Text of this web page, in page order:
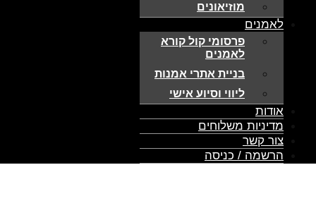
מוזיאונים
לאמנים
פרסומי קול קורא
לאמנים
בניית אתרי אמנות
ליווי וסיוע אישי
אודות
מדיניות משלוחים
צור קשר
הרשמה / כניסה